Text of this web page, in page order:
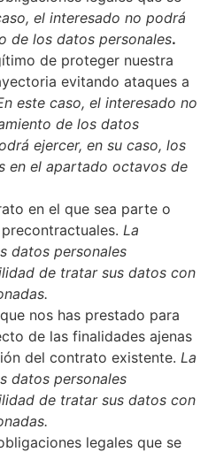
el interesado no podrá
de los datos personales.
de proteger nuestra
evitando ataques a
este caso, el interesado no
de los datos
ejercer, en su caso, los
en el apartado octavos de
en el que sea parte o
La
datos personales
de tratar sus datos con
nos has prestado para
de las finalidades ajenas
del contrato existente. La
datos personales
de tratar sus datos con
legales que se